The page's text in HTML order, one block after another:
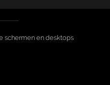
schermen en desktops